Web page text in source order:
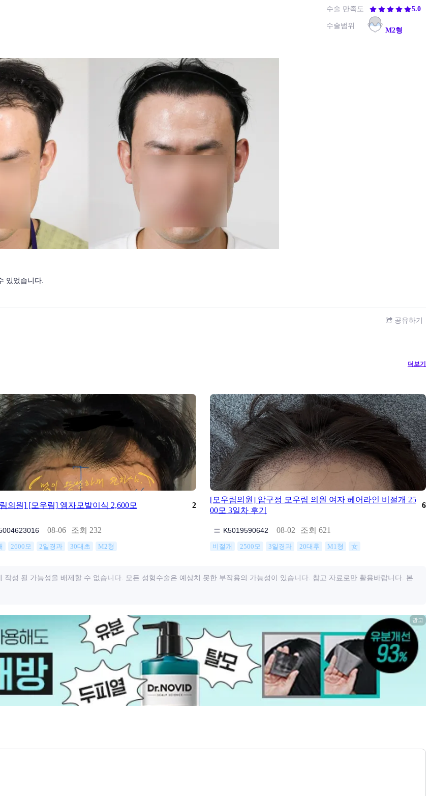
수술 만족도 5.0
수술범위
M2형
있었습니다.
공유하기
더보기
의원][모우림] 엠자모발이식 2,600모 2
08-06 조회 232
2600모 2일경과 30대초 M2형
[모우림의원] 압구정 모우림 의원 여자 헤어라인 비절개 25
00모 3일차 후기
6
K5019590642 08-02 조회 621
비절개 2500모 3일경과 20대후 M1형 女
성 될 가능성을 배제할 수 없습니다. 모든 성형수술은 예상치 못한 부작용의 가능성이 있습니다. 참고 자료로만 활용바랍니다. 본
광고